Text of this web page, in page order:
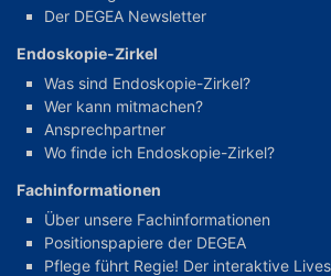
Der DEGEA Newsletter
Endoskopie-Zirkel
Was sind Endoskopie-Zirkel?
Wer kann mitmachen?
Ansprechpartner
Wo finde ich Endoskopie-Zirkel?
Fachinformationen
Über unsere Fachinformationen
Positionspapiere der DEGEA
Pflege führt Regie! Der interaktive